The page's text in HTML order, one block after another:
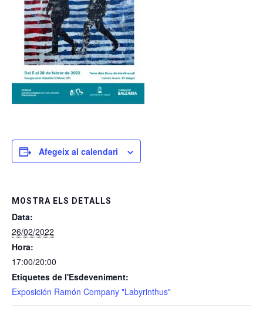
Afegeix al calendari
MOSTRA ELS DETALLS
Data:
26/02/2022
Hora:
17:00/20:00
Etiquetes de l'Esdeveniment:
Exposición Ramón Company "Labyrinthus"